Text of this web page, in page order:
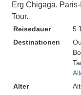
Erg Chigaga.
Tour.
Reisedauer
5
Destinationen
Alter